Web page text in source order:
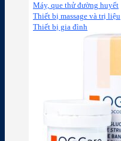
Máy, que thử đường huyết
Thiết bị massage và trị liệu
Thiết bị gia đình